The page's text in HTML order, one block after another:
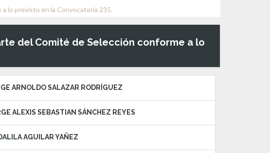
lo previsto en la Convocatoria 235.
del Comité de Selección conforme a lo
ARNOLDO SALAZAR RODRÍGUEZ
ALEXIS SEBASTIAN SÁNCHEZ REYES
AGUILAR YAÑEZ